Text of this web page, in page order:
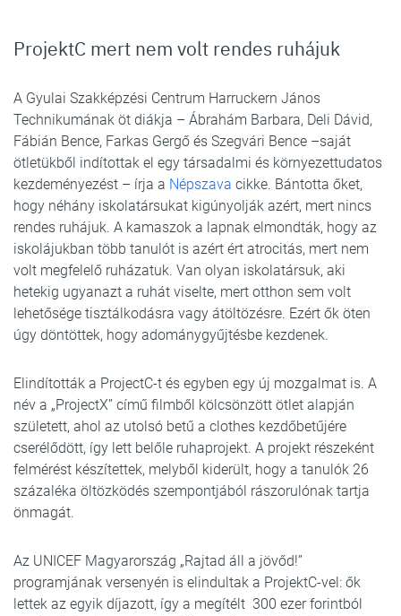
ProjektC mert nem volt rendes ruhájuk
A Gyulai Szakképzési Centrum Harruckern János
Technikumának öt diákja – Ábrahám Barbara, Deli Dávid,
Fábián Bence, Farkas Gergő és Szegvári Bence –saját
ötletükből indítottak el egy társadalmi és környezettudatos
kezdeményezést – írja a Népszava cikke. Bántotta őket,
hogy néhány iskolatársukat kigúnyolják azért, mert nincs
rendes ruhájuk. A kamaszok a lapnak elmondták, hogy az
iskolájukban több tanulót is azért ért atrocitás, mert nem
volt megfelelő ruházatuk. Van olyan iskolatársuk, aki
hetekig ugyanazt a ruhát viselte, mert otthon sem volt
lehetősége tisztálkodásra vagy átöltözésre. Ezért ők öten
úgy döntöttek, hogy adománygyűjtésbe kezdenek.
Elindították a ProjectC-t és egyben egy új mozgalmat is. A
név a „ProjectX” című filmből kölcsönzött ötlet alapján
született, ahol az utolsó betű a clothes kezdőbetűjére
cserélődött, így lett belőle ruhaprojekt. A projekt részeként
felmérést készítettek, melyből kiderült, hogy a tanulók 26
százaléka öltözködés szempontjából rászorulónak tartja
önmagát.
Az UNICEF Magyarország „Rajtad áll a jövőd!”
programjának versenyén is elindultak a ProjektC-vel: ők
lettek az egyik díjazott, így a megítélt 300 ezer forintból